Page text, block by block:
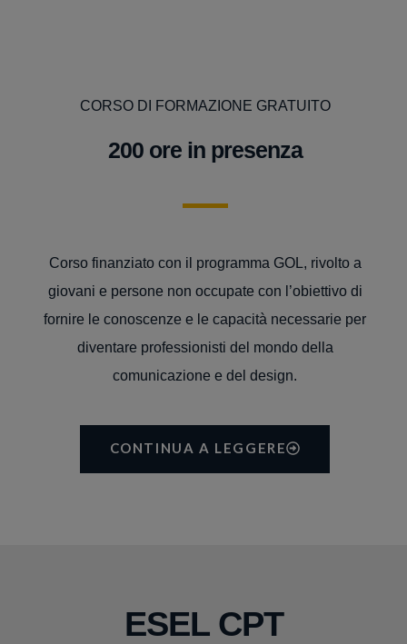
CORSO DI FORMAZIONE GRATUITO
200 ore in presenza
Corso finanziato con il programma GOL, rivolto a
giovani e persone non occupate con l’obiettivo di
fornire le conoscenze e le capacità necessarie per
diventare professionisti del mondo della
comunicazione e del design.
CONTINUA A LEGGERE
ESEL CPT